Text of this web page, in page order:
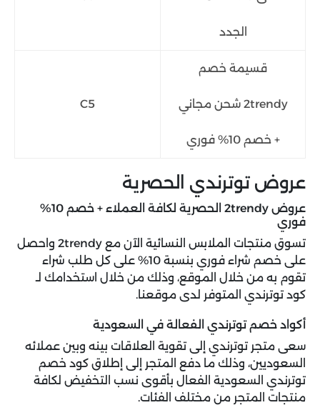
الجدد
قسيمة خصم
2trendy شحن مجاني
+ خصم 10% فوري
C5
عروض توترندي الحصرية
عروض 2trendy الحصرية لكافة العملاء + خصم 10%
فوري
تسوق منتجات الملابس النسائية الآن مع 2trendy واحصل
على خصم شراء فوري بنسبة 10% على كل طلب شراء
تقوم به من خلال الموقع، وذلك من خلال استخدامك لـ
كود توترندي المتوفر لدى موقعنا.
أكواد خصم توترندي الفعالة في السعودية
سعى متجر توترندي إلى تقوية العلاقات بينه وبين عملائه
السعوديين، وذلك ما دفع المتجر إلى إطلاق كود خصم
توترندي السعودية الفعال بأقوى نسب التخفيض لكافة
منتجات المتجر من مختلف الفئات.